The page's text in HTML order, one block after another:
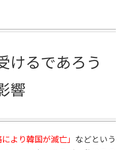
けるであろう
響
により韓国が滅亡」 などという